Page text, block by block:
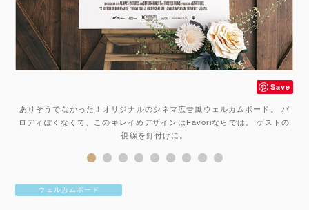
Save
ありそうでなかった！オリジナルのシネマ広告風ウェルカムボード。 パ
ロディぽくなくて、このキレイめデザインはFavoriならでは。 ゲストの
視線を釘付けに。
ウェルカムボード